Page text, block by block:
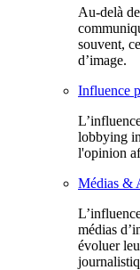
Au-delà
souvent,
d’image.
Influence
lobbying
l'opinion
Médias &
médias
évoluer